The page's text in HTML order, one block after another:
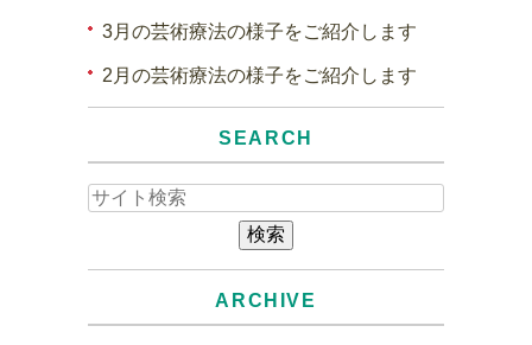
3月の芸術療法の様子をご紹介します
2月の芸術療法の様子をご紹介します
SEARCH
ARCHIVE